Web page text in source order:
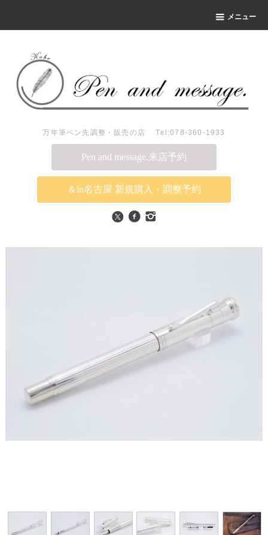
メニュー
万年筆ペン先調整・販売の店 Tel:078-360-1933
Pen and message.来店予約
＆in名古屋 新規購入・調整予約